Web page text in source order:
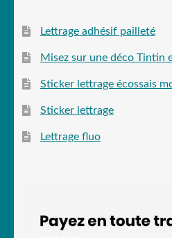
Lettrage adhésif pailleté
Misez sur une déco Tintin
Sticker lettrage écossais
Sticker lettrage
Lettrage fluo